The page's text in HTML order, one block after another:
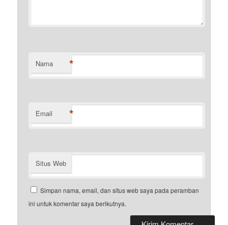
Nama *
Email *
Situs Web
Simpan nama, email, dan situs web saya pada peramban
ini untuk komentar saya berikutnya.